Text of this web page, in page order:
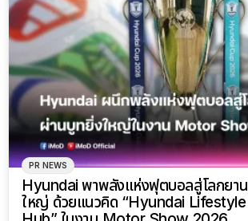
PR NEWS
Hyundai พาพลังแห่งฟุตบอลสู่โลกยา
ใหญ่ ด้วยแนวคิด “Hyundai